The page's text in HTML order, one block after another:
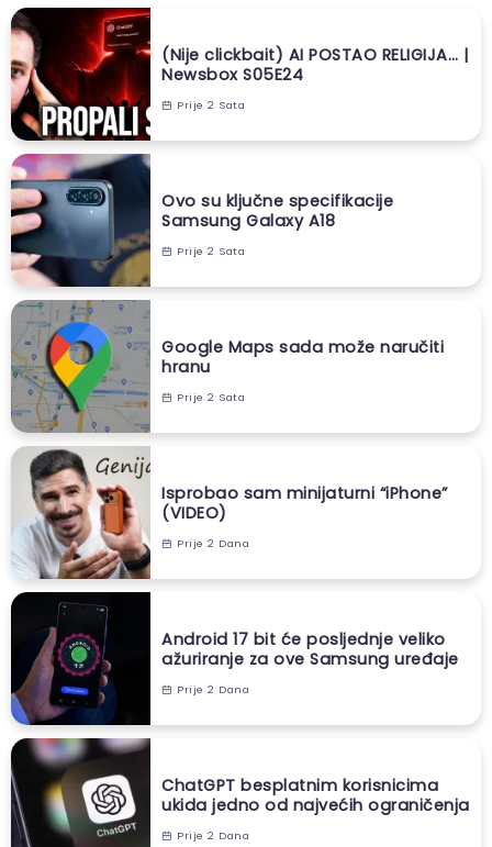
(Nije clickbait) AI POSTAO RELIGIJA… |
Newsbox S05E24
Prije 2 Sata
Ovo su ključne specifikacije
Samsung Galaxy A18
Prije 2 Sata
Google Maps sada može naručiti
hranu
Prije 2 Sata
Isprobao sam minijaturni “iPhone”
(VIDEO)
Prije 2 Dana
Android 17 bit će posljednje veliko
ažuriranje za ove Samsung uređaje
Prije 2 Dana
ChatGPT besplatnim korisnicima
ukida jedno od najvećih ograničenja
Prije 2 Dana